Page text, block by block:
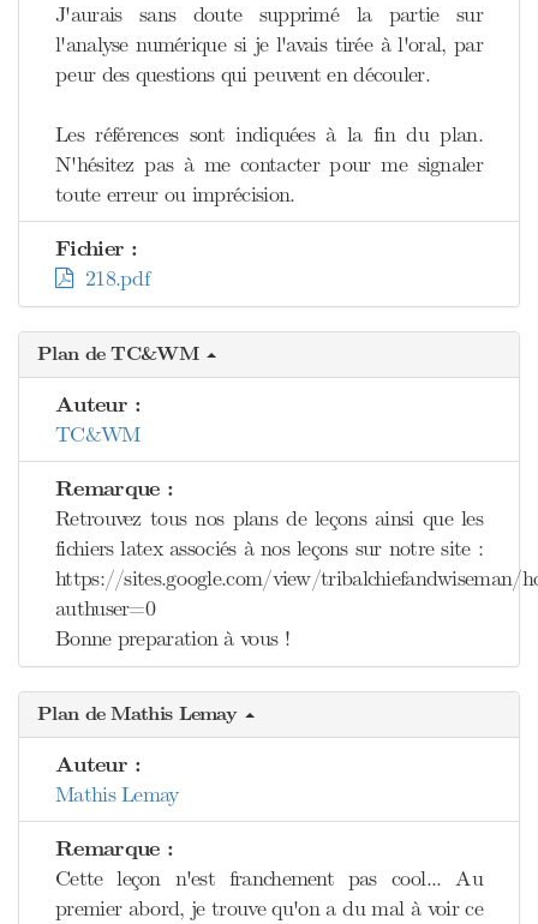
J'aurais sans doute supprimé la partie sur
l'analyse numérique si je l'avais tirée à l'oral, par
peur des questions qui peuvent en découler.
Les références sont indiquées à la fin du plan.
N'hésitez pas à me contacter pour me signaler
toute erreur ou imprécision.
Fichier :
218.pdf
Plan de TC&WM
Auteur :
TC&WM
Remarque :
Retrouvez tous nos plans de leçons ainsi que les
fichiers latex associés à nos leçons sur notre site :
https://sites.google.com/view/tribalchiefandwiseman/
authuser=0
Bonne preparation à vous !
Plan de Mathis Lemay
Auteur :
Mathis Lemay
Remarque :
Cette leçon n'est franchement pas cool... Au
premier abord, je trouve qu'on a du mal à voir ce